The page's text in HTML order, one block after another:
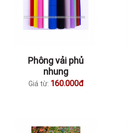
Phông vải phủ
nhung
Giá từ: 160.000đ